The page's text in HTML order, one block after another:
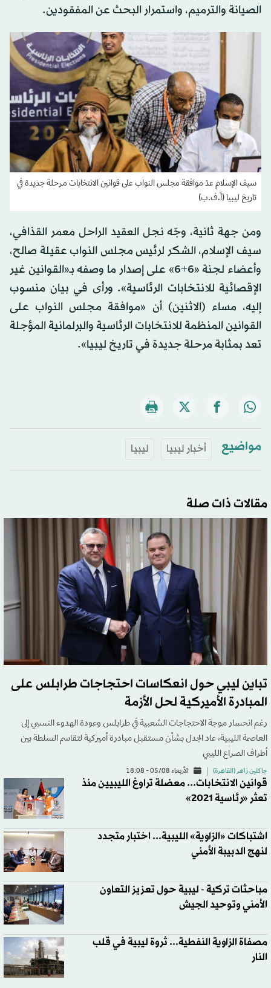
الصيانة والترميم، واستمرار البحث عن المفقودين.
سيف الإسلام عدّ موافقة مجلس النواب على قوانين الانتخابات مرحلة جديدة في
تاريخ ليبيا (أ.ف.ب)
ومن جهة ثانية، وجّه نجل العقيد الراحل معمر القذافي،
سيف الإسلام، الشكر لرئيس مجلس النواب عقيلة صالح،
وأعضاء لجنة «6+6» على إصدار ما وصفه بـ«القوانين غير
الإقصائية للانتخابات الرئاسية». ورأى في بيان منسوب
إليه، مساء (الاثنين) أن «موافقة مجلس النواب على
القوانين المنظمة للانتخابات الرئاسية والبرلمانية المؤجلة
تعد بمثابة مرحلة جديدة في تاريخ ليبيا».
مواضيع أخبار ليبيا ليبيا
مقالات ذات صلة
تباين ليبي حول انعكاسات احتجاجات طرابلس على
المبادرة الأميركية لحل الأزمة
رغم انحسار موجة الاحتجاجات الشعبية في طرابلس وعودة الهدوء النسبي إلى
العاصمة الليبية، عاد الجدل بشأن مستقبل مبادرة أميركية لتقاسم السلطة بين
أطراف الصراع الليبي
جاكلين زاهر (القاهرة) الأربعاء 05/08 - 18:08
قوانين الانتخابات... معضلة تراوغ الليبيين منذ
تعثر «رئاسية 2021»
اشتباكات «الزاوية» الليبية... اختبار متجدد
لنهج الدبيبة الأمني
مباحثات تركية - ليبية حول تعزيز التعاون
الأمني وتوحيد الجيش
مصفاة الزاوية النفطية... ثروة ليبية في قلب
النار